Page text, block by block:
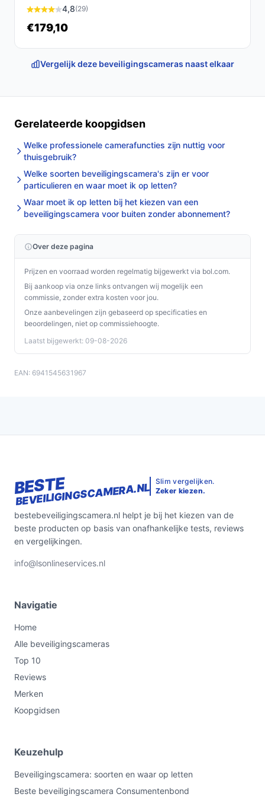
4,8(29)
€179,10
Vergelijk deze beveiligingscameras naast elkaar
Gerelateerde koopgidsen
Welke professionele camerafuncties zijn nuttig voor
thuisgebruik?
Welke soorten beveiligingscamera's zijn er voor
particulieren en waar moet ik op letten?
Waar moet ik op letten bij het kiezen van een
beveiligingscamera voor buiten zonder abonnement?
Over deze pagina
Prijzen en voorraad worden regelmatig bijgewerkt via bol.com.
Bij aankoop via onze links ontvangen wij mogelijk een
commissie, zonder extra kosten voor jou.
Onze aanbevelingen zijn gebaseerd op specificaties en
beoordelingen, niet op commissiehoogte.
Laatst bijgewerkt: 09-08-2026
EAN: 6941545631967
BESTE
BEVEILIGINGSCAMERA.NL Slim vergelijken.
Zeker kiezen.
bestebeveiligingscamera.nl helpt je bij het kiezen van de
beste producten op basis van onafhankelijke tests, reviews
en vergelijkingen.
info@lsonlineservices.nl
Navigatie
Home
Alle beveiligingscameras
Top 10
Reviews
Merken
Koopgidsen
Keuzehulp
Beveiligingscamera: soorten en waar op letten
Beste beveiligingscamera Consumentenbond